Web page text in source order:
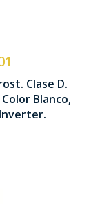
Clase D.
Blanco,